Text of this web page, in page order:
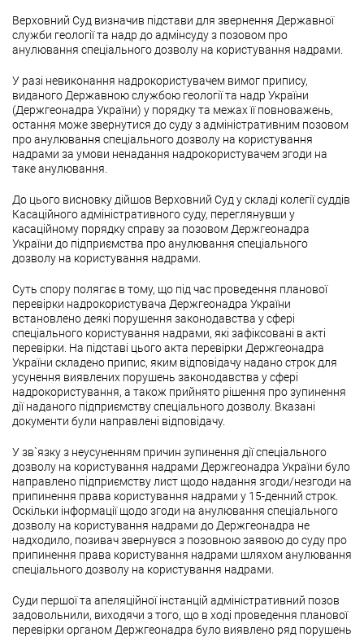
Верховний Суд визначив підстави для звернення Державної
служби геології та надр до адмінсуду з позовом про
анулювання спеціального дозволу на користування надрами.
У разі невиконання надрокористувачем вимог припису,
виданого Державною службою геології та надр України
(Держгеонадра України) у порядку та межах її повноважень,
остання може звернутися до суду з адміністративним позовом
про анулювання спеціального дозволу на користування
надрами за умови ненадання надрокористувачем згоди на
таке анулювання.
До цього висновку дійшов Верховний Суд у складі колегії суддів
Касаційного адміністративного суду, переглянувши у
касаційному порядку справу за позовом Держгеонадра
України до підприємства про анулювання спеціального
дозволу на користування надрами.
Суть спору полягає в тому, що під час проведення планової
перевірки надрокористувача Держгеонадра України
встановлено деякі порушення законодавства у сфері
спеціального користування надрами, які зафіксовані в акті
перевірки. На підставі цього акта перевірки Держгеонадра
України складено припис, яким відповідачу надано строк для
усунення виявлених порушень законодавства у сфері
надрокористування, а також прийнято рішення про зупинення
дії наданого підприємству спеціального дозволу. Вказані
документи були направлені відповідачу.
У зв`язку з неусуненням причин зупинення дії спеціального
дозволу на користування надрами Держгеонадра України було
направлено підприємству лист щодо надання згоди/незгоди на
припинення права користування надрами у 15-денний строк.
Оскільки інформації щодо згоди на анулювання спеціального
дозволу на користування надрами до Держгеонадра не
надходило, позивач звернувся з позовною заявою до суду про
припинення права користування надрами шляхом анулювання
спеціального дозволу на користування надрами.
Суди першої та апеляційної інстанцій адміністративний позов
задовольнили, виходячи з того, що в ході проведення планової
перевірки органом Держгеонадра було виявлено ряд порушень